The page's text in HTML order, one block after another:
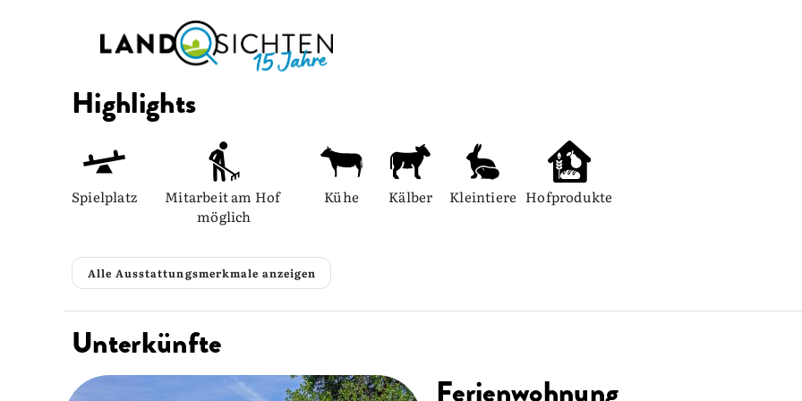
Highlights
Spielplatz
Mitarbeit am Hof
möglich
Kühe Kälber Kleintiere Hofprodukte
Alle Ausstattungsmerkmale anzeigen
Unterkünfte
Ferienwohnung